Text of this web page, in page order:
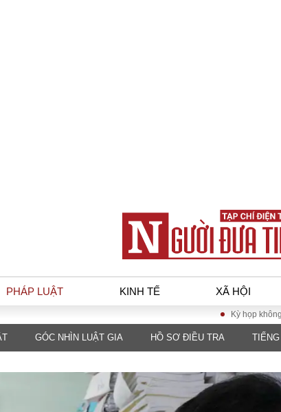
PHÁP LUẬT KINH TẾ XÃ HỘI
PHÁP LUẬT
Góc nhìn luật gia
KINH TẾ
Tài chính - Ngân
hàng
Kỳ họp không thường
GÓC NHÌN LUẬT GIA HỒ SƠ ĐIỀU TRA